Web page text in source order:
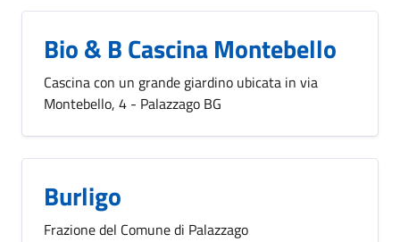
Bio & B Cascina Montebello
Cascina con un grande giardino ubicata in via
Montebello, 4 - Palazzago BG
Burligo
Frazione del Comune di Palazzago